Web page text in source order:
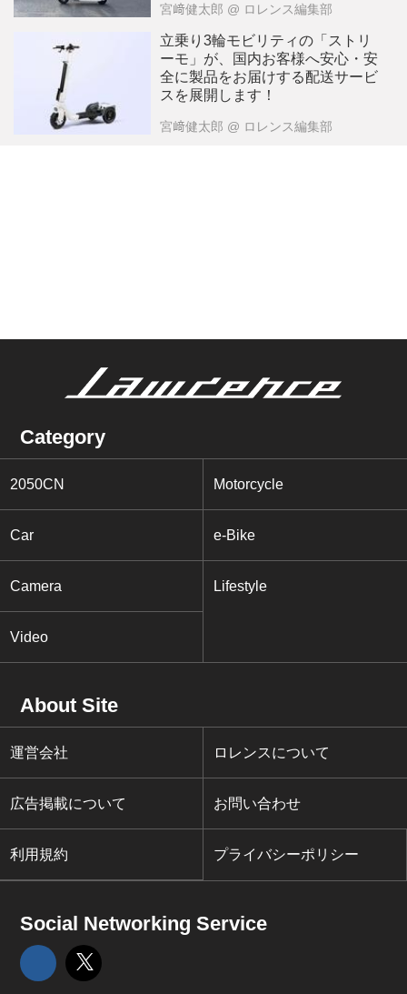
宮﨑健太郎 @ ロレンス編集部
立乗り3輪モビリティの「ストリ
ーモ」が、国内お客様へ安心・安
全に製品をお届けする配送サービ
スを展開します！
宮﨑健太郎 @ ロレンス編集部
Category
2050CN Motorcycle
Car e-Bike
Camera Lifestyle
Video
About Site
運営会社 ロレンスについて
広告掲載について お問い合わせ
利用規約 プライバシーポリシー
Social Networking Service